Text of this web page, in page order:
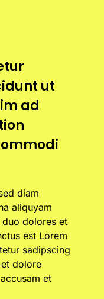
ut
ad
diam
aliquyam
dolores et
est Lorem
sadipscing
dolore
et